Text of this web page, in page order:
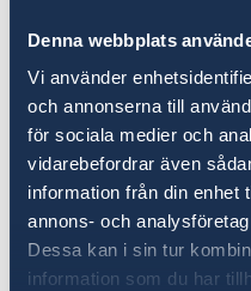
Denna webbplats
Vi använder
och annonserna till
för sociala medier och
vidarebefordrar även
information från din enhet
annons- och
Dessa kan i sin tur
information som du har
uppehålla sig
områden samt
transportbolag
mellan
i Guatemala och
Honduras.
Tegucigalpa: Undvik